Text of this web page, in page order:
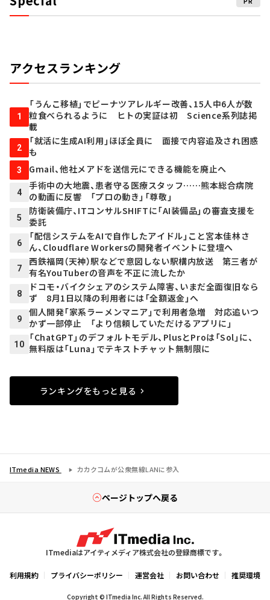
アクセスランキング
1
「うんこ移植」でピーナツアレルギー改善、15人中6人が数
粒食べられるように ヒトの実証は初 Science系列誌掲
載
2
「就活に生成AI利用」ほぼ全員に 面接で内容追及され困惑
も
3 Gmail、他社メアドを送信元にできる機能を廃止へ
4
手術中の大地震、患者守る医療スタッフ……熊本総合病院
の動画に反響 「プロの動き」「尊敬」
5
防衛装備庁、ITコンサルSHIFTに「AI装備品」の審査支援を
委託
6
「配信システムをAIで自作したアイドル」こと宮本佳林さ
ん、Cloudflare Workersの開発者イベントに登壇へ
7
西鉄福岡（天神）駅などで意図しない駅構内放送 第三者が
有名YouTuberの音声を不正に流したか
8
ドコモ・バイクシェアのシステム障害、いまだ全面復旧なら
ず 8月1日以降の利用者には「全額返金」へ
9
個人開発「家系ラーメンマニア」で利用者急増 対応追いつ
かず一部停止 「より信頼していただけるアプリに」
10
「ChatGPT」のデフォルトモデル、PlusとProは「Sol」に、
無料版は「Luna」でテキストチャット無制限に
ランキングをもっと見る
ITmedia NEWS カカクコムが公衆無線LANに参入
ページトップへ戻る
ITmediaはアイティメディア株式会社の登録商標です。
利用規約 プライバシーポリシー 運営会社 お問い合わせ 推奨環境
Copyright © ITmedia Inc. All Rights Reserved.